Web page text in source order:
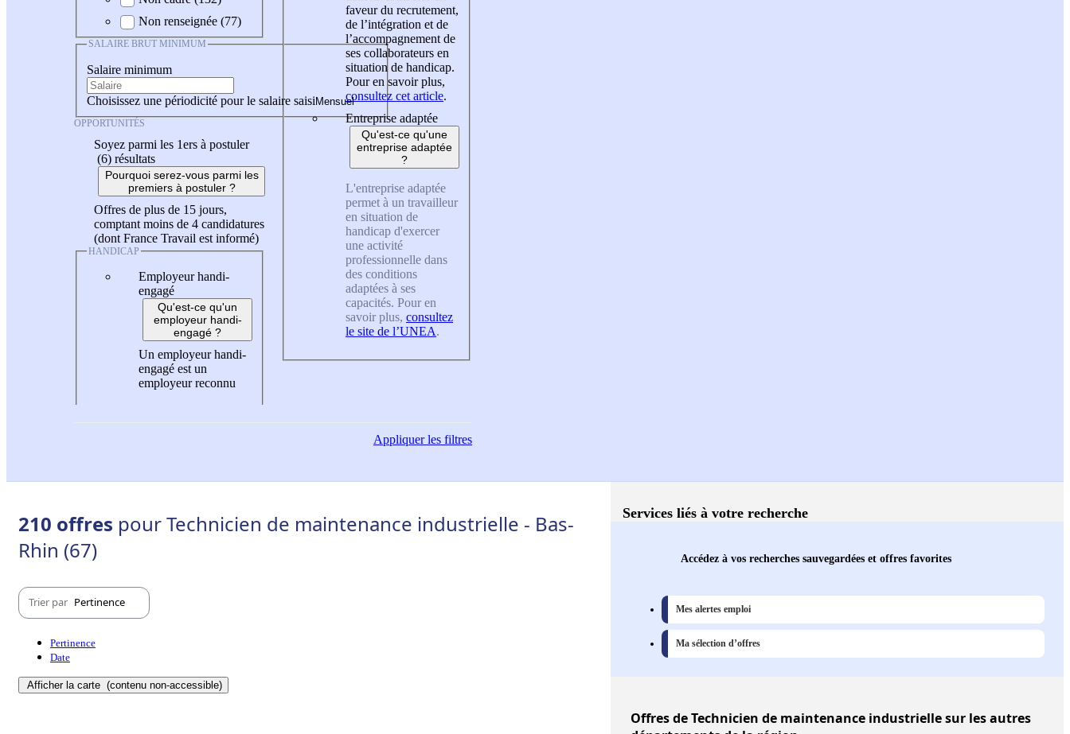
Non renseignée (77)
SALAIRE BRUT MINIMUM
Salaire minimum
Choisissez une périodicité pour le salaire saisi
OPPORTUNITÉS
Soyez parmi les 1ers à postuler
(6) résultats
Pourquoi serez-vous parmi les
premiers à postuler ?
Offres de plus de 15 jours,
comptant moins de 4 candidatures
(dont France Travail est informé)
HANDICAP
Employeur handi-
engagé
Qu'est-ce qu'un
employeur handi-
engagé ?
Un employeur handi-
engagé est un
employeur reconnu
faveur du recrutement,
de l’intégration et de
l’accompagnement de
ses collaborateurs en
situation de handicap.
Pour en savoir plus,
consultez cet article.
Entreprise adaptée
Qu'est-ce qu'une
entreprise adaptée
?
L'entreprise adaptée
permet à un travailleur
en situation de
handicap d'exercer
une activité
professionnelle dans
des conditions
adaptées à ses
capacités. Pour en
savoir plus, consultez
le site de l’UNEA.
Appliquerles filtres
210 offres pour Technicien de maintenance industrielle - Bas-
Rhin (67)
Trier par Pertinence
Pertinence
Date
Afficher la carte (contenu non-accessible)
Services liés à votre recherche
Accédez à vos recherches sauvegardées et offres favorites
Mes alertes emploi
Ma sélection d’offres
Offresde Technicien de maintenance industrielle sur les autres